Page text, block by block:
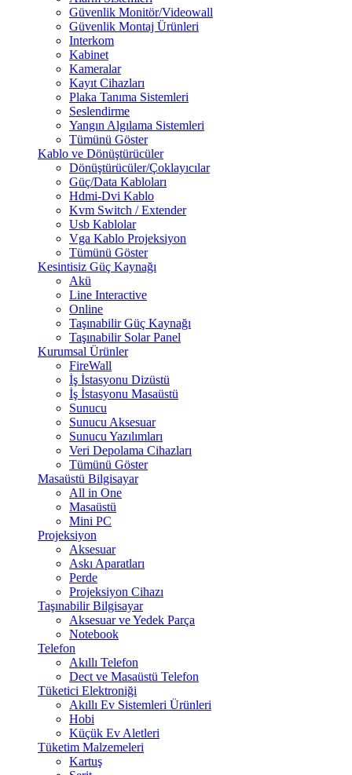
Güvenlik Monitör/Videowall
Güvenlik Montaj Ürünleri
Interkom
Kabinet
Kameralar
Kayıt Cihazları
Plaka Tanıma Sistemleri
Seslendirme
Yangın Algılama Sistemleri
Tümünü Göster
Kablo ve Dönüştürücüler
Dönüştürücüler/Çoklayıcılar
Güç/Data Kabloları
Hdmi-Dvi Kablo
Kvm Switch / Extender
Usb Kablolar
Vga Kablo Projeksiyon
Tümünü Göster
Kesintisiz Güç Kaynağı
Akü
Line Interactive
Online
Taşınabilir Güç Kaynağı
Taşınabilir Solar Panel
Kurumsal Ürünler
FireWall
İş İstasyonu Dizüstü
İş İstasyonu Masaüstü
Sunucu
Sunucu Aksesuar
Sunucu Yazılımları
Veri Depolama Cihazları
Tümünü Göster
Masaüstü Bilgisayar
All in One
Masaüstü
Mini PC
Projeksiyon
Aksesuar
Askı Aparatları
Perde
Projeksiyon Cihazı
Taşınabilir Bilgisayar
Aksesuar ve Yedek Parça
Notebook
Telefon
Akıllı Telefon
Dect ve Masaüstü Telefon
Tüketici Elektroniği
Akıllı Ev Sistemleri Ürünleri
Hobi
Küçük Ev Aletleri
Tüketim Malzemeleri
Kartuş